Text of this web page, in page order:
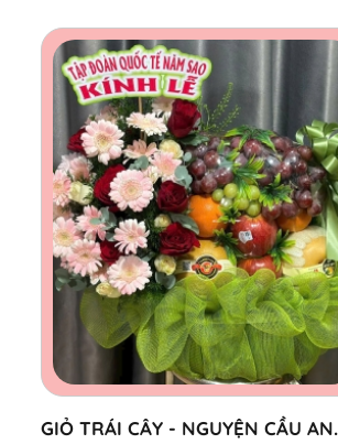
GIỎ TRÁI CÂY - NGUYỆN CẦU AN